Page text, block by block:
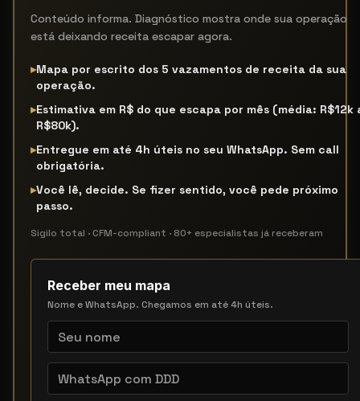
Conteúdo informa. Diagnóstico mostra onde sua operação
está deixando receita escapar agora.
▸Mapa por escrito dos 5 vazamentos de receita da sua
operação.
▸Estimativa em R$ do que escapa por mês (média: R$12k
R$80k).
▸Entregue em até 4h úteis no seu WhatsApp. Sem call
obrigatória.
▸Você lê, decide. Se fizer sentido, você pede próximo
passo.
Sigilo total · CFM-compliant · 80+ especialistas já receberam
Receber meu mapa
Nome e WhatsApp. Chegamos em até 4h úteis.